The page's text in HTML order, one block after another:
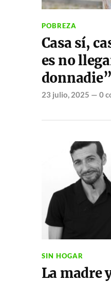
POBREZA
Casa sí,
es no
donnadie”
23 julio, 2025 — 0
SIN HOGAR
La madre